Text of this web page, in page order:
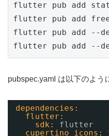
flutter pub add
flutter pub add
flutter pub add --
flutter pub add --
pubspec.yaml は以下のよう
dependencies:
flutter:
sdk:
flutter
cupertino_icons: